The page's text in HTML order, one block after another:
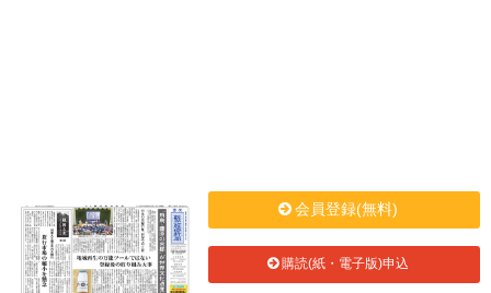
会員登録(無料)
購読(紙・電子版)申込